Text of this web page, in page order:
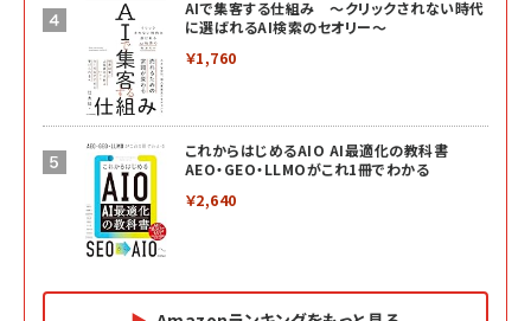
AIで集客する仕組み ～クリックされない時代
に選ばれるAI検索のセオリー～
￥1,760
これからはじめるAIO AI最適化の教科書
AEO・GEO・LLMOがこれ1冊でわかる
￥2,640